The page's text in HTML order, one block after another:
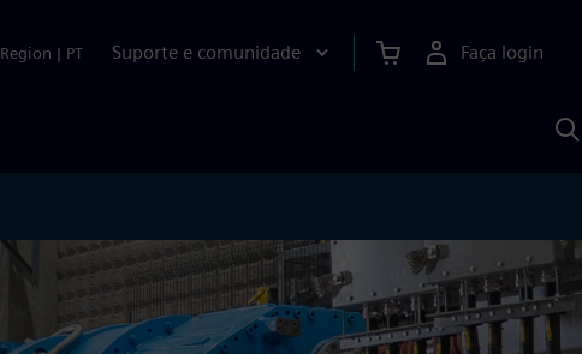
Region | PT Suporte e comunidade Faça login